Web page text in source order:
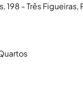
198 - Três Figueiras,